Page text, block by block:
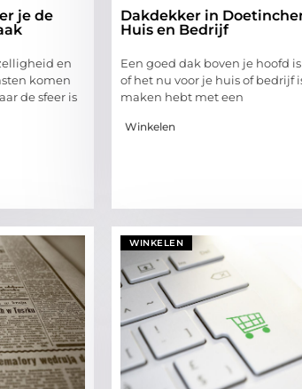
je de
en
komen
de sfeer is
Dakdekker in
Huis en Bedrijf
Een goed dak boven je hoofd
of het nu voor je huis of bedrijf
maken hebt met een
Winkelen
WINKELEN